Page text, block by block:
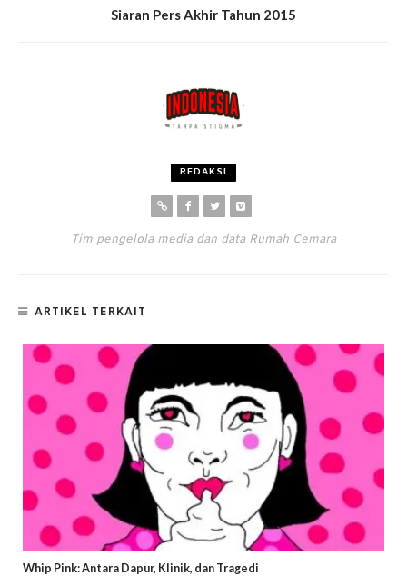
Siaran Pers Akhir Tahun 2015
REDAKSI
Tim pengelola media dan data Rumah Cemara
ARTIKEL TERKAIT
Whip Pink: Antara Dapur, Klinik, dan Tragedi